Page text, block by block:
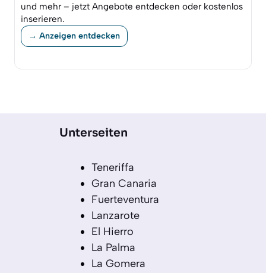
und mehr – jetzt Angebote entdecken oder kostenlos
inserieren.
→ Anzeigen entdecken
Unterseiten
Teneriffa
Gran Canaria
Fuerteventura
Lanzarote
El Hierro
La Palma
La Gomera